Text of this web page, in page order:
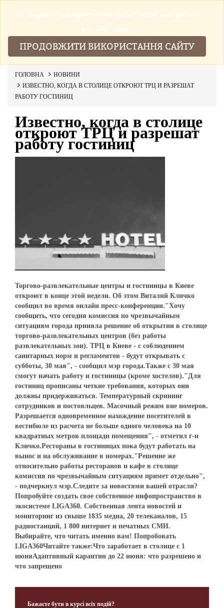
ГОЛОВНА
НОВИНИ
ИЗВЕСТНО, КОГДА В СТОЛИЦЕ ОТКРОЮТ ТРЦ И РАЗРЕШАТ
РАБОТУ ГОСТИНИЦ
Известно, когда в столице
откроют ТРЦ и разрешат
работу гостиниц
Торгово-развлекательные центры и гостиницы в Киеве
откроют в конце этой недели. Об этом Виталий Кличко
сообщил во время онлайн пресс-конференции."Хочу
сообщить, что сегодня комиссия по чрезвычайным
ситуациям города приняла решение об открытии в столице
торгово-развлекательных центров (без работы
развлекательных зон). ТРЦ в Киеве - с соблюдением
санитарных норм и регламентов - будут открывать с
субботы, 30 мая", - сообщил мэр города.Также с 30 мая
смогут начать работу и гостиницы (кроме хостелов)."Для
гостиниц прописаны четкие требования, которых они
должны придерживаться. Температурный скрининг
сотрудников и постояльцев. Масочный режим вне номеров.
Разрешается одновременное нахождение посетителей в
вестибюле из расчета не больше одного человека на 10
квадратных метров площади помещения", - отметил г-н
Кличко.Рестораны в гостиницах пока будут работать на
вынос и на обслуживание в номерах."Решение же
относительно работы ресторанов и кафе в столице
комиссия по чрезвычайным ситуациям примет отдельно",
- подчеркнул мэр.Следите за новостями вашей отрасли?
Попробуйте создать свое собственное инфопространство в
экосистеме LIGA360. Собственная лента новостей и
мониторинг из свыше 1835 медиа, 20 телеканалов, 15
радиостанций, 1 800 интернет и печатных СМИ.
Выбирайте, что читать именно вам! Попробовать
LIGA360Читайте также:Что заработает в столице с 1
июняАдаптивный карантин до 22 июня: что разрешено и
что запрещено
Бажаєте бути в курсі всіх подій?
Ми збираемо та використовуемо файли cookies щоб зробити
наш сайт краще.
ПРОДОВЖИТИ ВИКОРИСТАННЯ САЙТУ